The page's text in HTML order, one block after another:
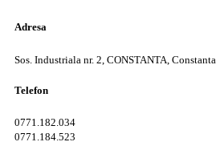
Adresa
Sos. Industriala nr. 2, CONSTANTA, Constanta
Telefon
0771.182.034
0771.184.523